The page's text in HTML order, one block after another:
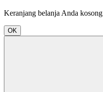
Keranjang belanja Anda kosong
OK